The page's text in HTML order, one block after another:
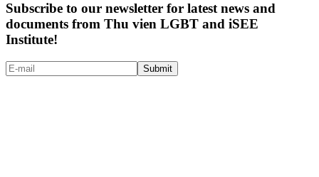
Subscribe to our newsletter for latest news and
documents from Thu vien LGBT and iSEE
Institute!
Submit